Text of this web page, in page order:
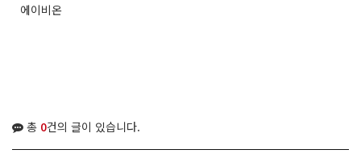
에이비온
총 0건의 글이 있습니다.